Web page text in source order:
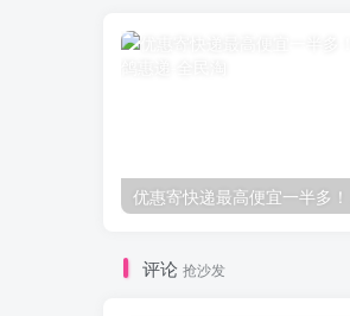
评论 抢沙发